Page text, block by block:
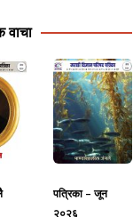
वाचा
पत्रिका – जून
२०२६